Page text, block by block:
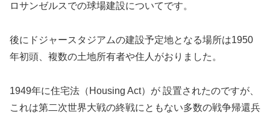
ロサンゼルスでの球場建設についてです。
後にドジャースタジアムの建設予定地となる場所は1950
年初頭、複数の土地所有者や住人がおりました。
1949年に住宅法（Housing Act）が 設置されたのですが、
これは第二次世界大戦の終戦にともない多数の戦争帰還兵